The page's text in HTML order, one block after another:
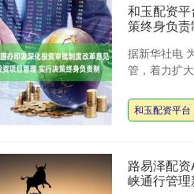
和玉配资
策终身负责
据新华社电
管，着力扩
和玉配资平台
路易泽配
峡通行管